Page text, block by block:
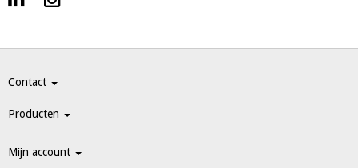
Contact
Producten
Mijn account